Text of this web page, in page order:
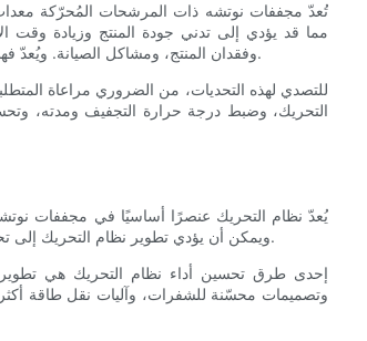
تُعدّ مجففات نوتشه ذات المرشحات المُحرّكة
مما قد يؤدي إلى تدني جودة المنتج وزيادة وقت
وفقدان المنتج، ومشاكل الصيانة. ويُعدّ فهم هذه التحديات التشغيلية الخطوة الأولى لتحديد التحسينات اللازمة لتعزيز أداء هذه المجففات.
للتصدي لهذه التحديات، من الضروري مراعاة
التحريك، وضبط درجة حرارة التجفيف ومدته،
يُعدّ نظام التحريك عنصرًا أساسيًا في مجففات
ويمكن أن يؤدي تطوير نظام التحريك إلى تحسينات ملحوظة في الأداء، حيث يسمح بتحكم أفضل في عمليات الخلط والتجفيف والترشيح.
إحدى طرق تحسين أداء نظام التحريك هي
وتصميمات محسّنة للشفرات، وآليات نقل طاقة